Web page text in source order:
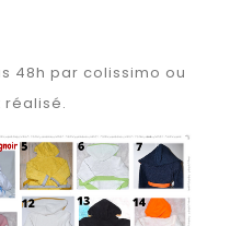
48h par colissimo ou